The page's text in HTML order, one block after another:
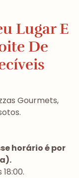
Lugar E
De
Gourmets,
horário é por